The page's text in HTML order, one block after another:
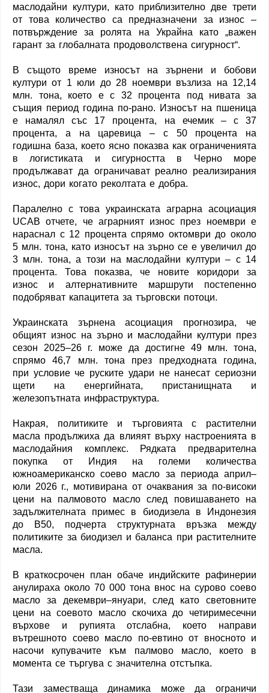
маслодайни култури, като приблизително две трети
от това количество са предназначени за износ –
потвърждение за ролята на Украйна като „важен
гарант за глобалната продоволствена сигурност“.
В същото време износът на зърнени и бобови
култури от 1 юли до 28 ноември възлиза на 12,14
млн. тона, което е с 32 процента под нивата за
същия период година по-рано. Износът на пшеница
е намалял със 17 процента, на ечемик – с 37
процента, а на царевица – с 50 процента на
годишна база, което ясно показва как ограниченията
в логистиката и сигурността в Черно море
продължават да ограничават реално реализирания
износ, дори когато реколтата е добра.
Паралелно с това украинската аграрна асоциация
UCAB отчете, че аграрният износ през ноември е
нараснал с 12 процента спрямо октомври до около
5 млн. тона, като износът на зърно се е увеличил до
3 млн. тона, а този на маслодайни култури – с 14
процента. Това показва, че новите коридори за
износ и алтернативните маршрути постепенно
подобряват капацитета за търговски потоци.
Украинската зърнена асоциация прогнозира, че
общият износ на зърно и маслодайни култури през
сезон 2025–26 г. може да достигне 49 млн. тона,
спрямо 46,7 млн. тона през предходната година,
при условие че руските удари не нанесат сериозни
щети на енергийната, пристанищната и
железопътната инфраструктура.
Накрая, политиките и търговията с растителни
масла продължиха да влияят върху настроенията в
маслодайния комплекс. Рядката предварителна
покупка от Индия на големи количества
южноамериканско соево масло за периода април–
юли 2026 г., мотивирана от очаквания за по-високи
цени на палмовото масло след повишаването на
задължителната примес в биодизела в Индонезия
до B50, подчерта структурната връзка между
политиките за биодизел и баланса при растителните
масла.
В краткосрочен план обаче индийските рафинерии
анулираха около 70 000 тона внос на сурово соево
масло за декември–януари, след като световните
цени на соевото масло скочиха до четиримесечни
върхове и рупията отслабна, което направи
вътрешното соево масло по-евтино от вносното и
насочи купувачите към палмово масло, което в
момента се търгува с значителна отстъпка.
Тази заместваща динамика може да ограничи